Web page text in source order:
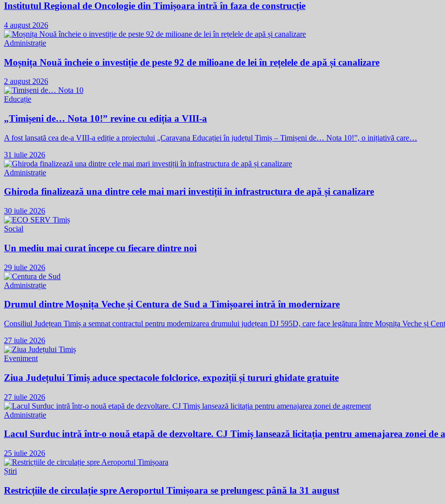
Institutul Regional de Oncologie din Timișoara intră în faza de construcție
4 august 2026
Administrație
Moșnița Nouă încheie o investiție de peste 92 de milioane de lei în rețelele de apă și canalizare
2 august 2026
Educație
„Timișeni de… Nota 10!” revine cu ediția a VIII-a
A fost lansată cea de-a VIII-a ediție a proiectului „Caravana Educației în județul Timiș – Timișeni de… Nota 10!”, o inițiativă care…
31 iulie 2026
Administrație
Ghiroda finalizează una dintre cele mai mari investiții în infrastructura de apă și canalizare
30 iulie 2026
Social
Un mediu mai curat începe cu fiecare dintre noi
29 iulie 2026
Administrație
Drumul dintre Moșnița Veche și Centura de Sud a Timișoarei intră în modernizare
Consiliul Județean Timiș a semnat contractul pentru modernizarea drumului județean DJ 595D, care face legătura între Moșnița Veche și
27 iulie 2026
Eveniment
Ziua Județului Timiș aduce spectacole folclorice, expoziții și tururi ghidate gratuite
27 iulie 2026
Administrație
Lacul Surduc intră într-o nouă etapă de dezvoltare. CJ Timiș lansează licitația pentru amenajarea zonei de
25 iulie 2026
Știri
Restricțiile de circulație spre Aeroportul Timișoara se prelungesc până la 31 august